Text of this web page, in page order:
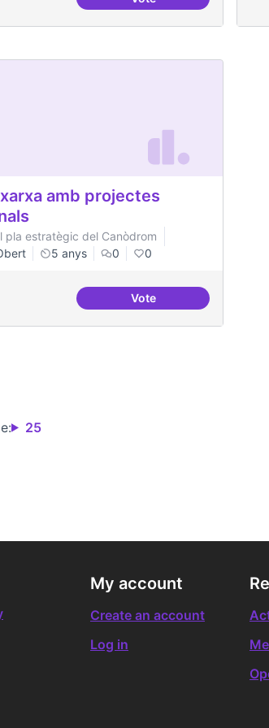
Cultura digital i
amb projectes
pla estratègic del Canòdrom
5 anys 0 0
VoteTreball en xarxa amb
25
My account
Create an account
Log in